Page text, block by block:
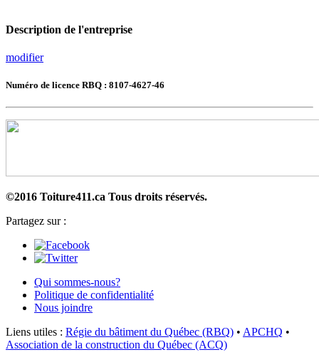
Description de l'entreprise
modifier
Numéro de licence RBQ : 8107-4627-46
©2016 Toiture411.ca Tous droits réservés.
Partagez sur :
Qui sommes-nous?
Politique de confidentialité
Nous joindre
Liens utiles : Régie du bâtiment du Québec (RBQ) • APCHQ •
Association de la construction du Québec (ACQ)